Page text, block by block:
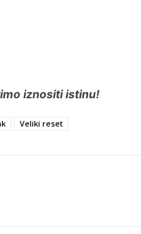
iznositi istinu!
Veliki reset